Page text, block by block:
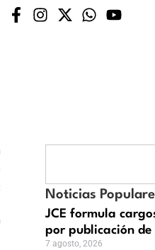
Noticias
JCE formula
por publicación de
7 agosto, 2026